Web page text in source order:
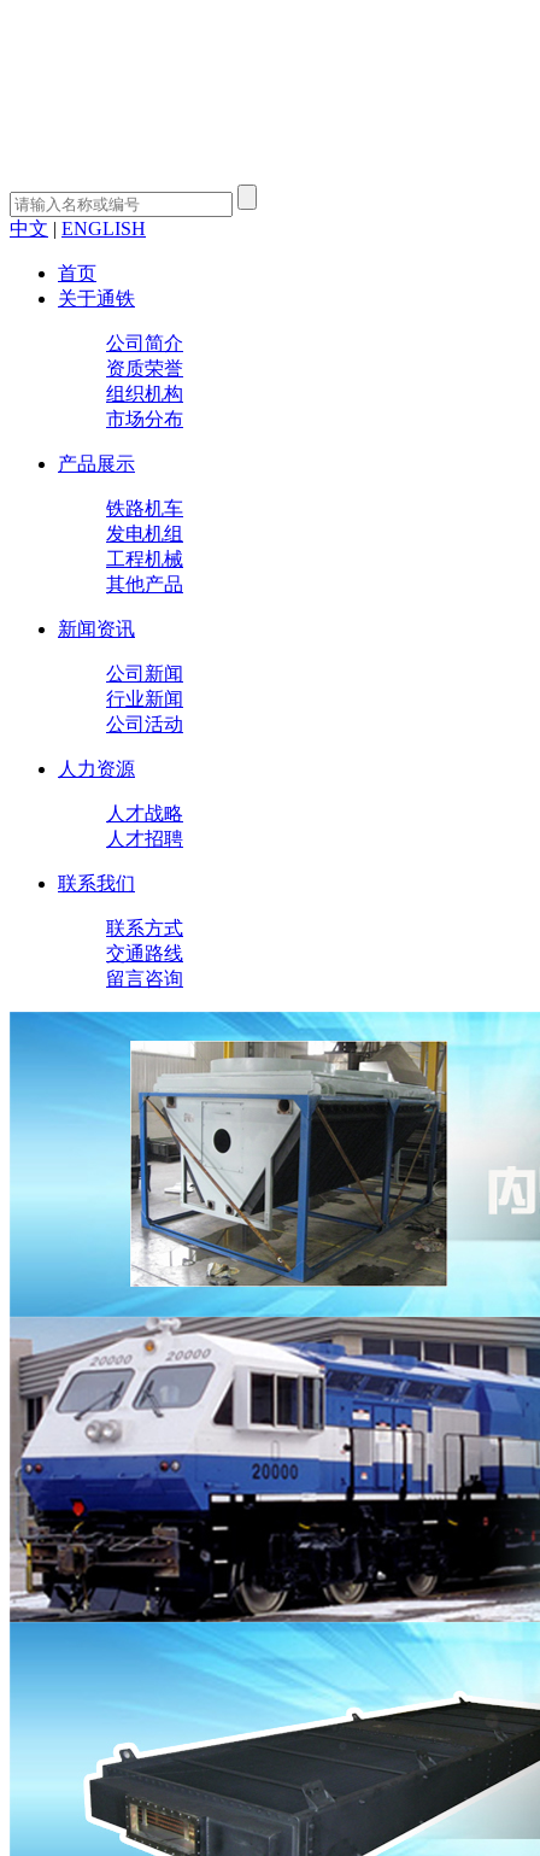
中文 | ENGLISH
首页
关于通铁
公司简介
资质荣誉
组织机构
市场分布
产品展示
铁路机车
发电机组
工程机械
其他产品
新闻资讯
公司新闻
行业新闻
公司活动
人力资源
人才战略
人才招聘
联系我们
联系方式
交通路线
留言咨询